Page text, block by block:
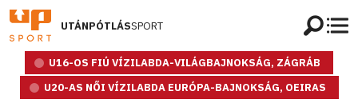
UTÁNPÓTLÁSSPORT
U16-OS FIÚ VÍZILABDA-VILÁGBAJNOKSÁG, ZÁGRÁB
U20-AS NŐI VÍZILABDA EURÓPA-BAJNOKSÁG, OEIRAS